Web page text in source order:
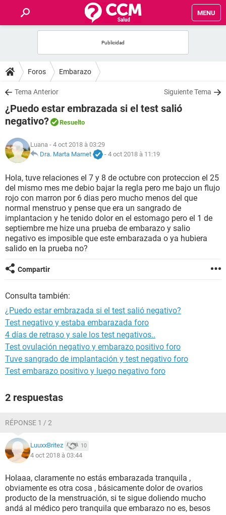
MENU
FORUMS
SALUD
FAMILIA
NUTRICIÓN
SEXUALIDAD
GLOSARIO
Foros Embarazo
Tema Anterior Siguiente Tema
¿Puedo estar embrazada si el test salió
negativo?
Resuelto
Luana - 4 oct 2018 à 03:29
Dra. Marta Marnet
- 4 oct 2018 à 11:19
Hola, tuve relaciones el 7 y 8 de octubre con proteccion el 25
del mismo mes me debio bajar la regla pero me bajo un flujo
rojo con marron por 6 dias pero mucho menos del que
normal menstruo y pense que era un sangrado de
implantacion y he tenido dolor en el estomago pero el 1 de
septiembre me hize una prueba de embarazo y salio
negativo es imposible que este embarazada o ya hubiera
salido en la prueba no?
Compartir
Consulta también:
¿Puedo estar embrazada si el test salió negativo?
Test negativo y estaba embarazada foro
4 días de retraso y sale los test negativos..
Test ovulación negativo y embarazo positivo foro
Tuve sangrado de implantación y test negativo foro
Test embarazo positivo y luego negativo foro
2 respuestas
RÉPONSE 1 / 2
LuuxxBritez 10
4 oct 2018 à 03:44
Holaaa, claramente no estás embarazada tranquila ,
obviamente es otra cosa , básicamente dolor de ovarios
producto de la menstruación, si te sigue doliendo mucho
andá al médico pero tranquila que embarazo no es, besos